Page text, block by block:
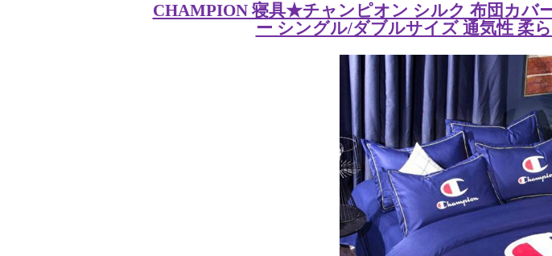
CHAMPION 寝具★チャンピオン シルク 布団カバ
ー シングル/ダブルサイズ 通気性 柔